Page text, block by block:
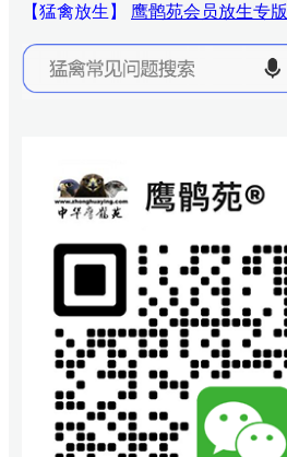
【猛禽放生】
鹰鹘苑会员放生专版